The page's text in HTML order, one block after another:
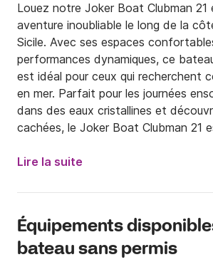
Louez notre Joker Boat Clubman 21
aventure inoubliable le long de la
Sicile. Avec ses espaces
performances dynamiques, ce
est idéal pour ceux qui recherchent
en mer. Parfait pour les journées
dans des eaux cristallines et
cachées, le Joker Boat Clubman 21
bateau pneumatique.
Lire la suite
Équipements
bateau sans permis